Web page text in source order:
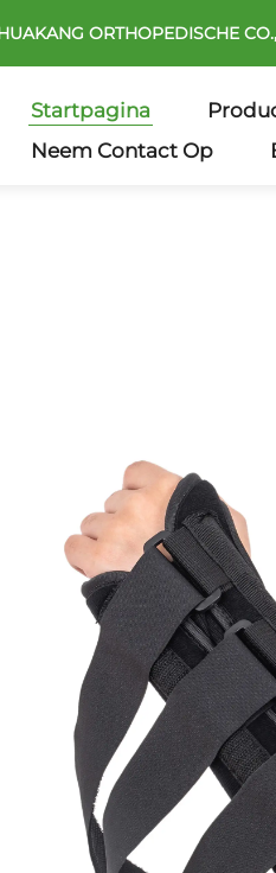
ORTHOPEDISCHE
Startpagina
Neem Contact Op